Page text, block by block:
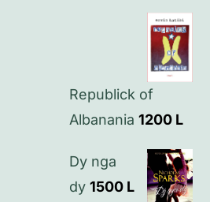
Politikat e privatësisë
Kontakt
Republick of
Albanania 1200 L
Dy nga
dy 1500 L